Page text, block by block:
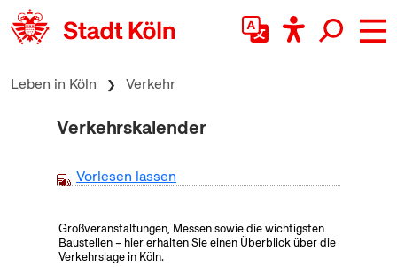
zum Inhalt springen
Leben in Köln Verkehr
Verkehrskalender
Vorlesen lassen
Großveranstaltungen, Messen sowie die wichtigsten
Baustellen – hier erhalten Sie einen Überblick über die
Verkehrslage in Köln.